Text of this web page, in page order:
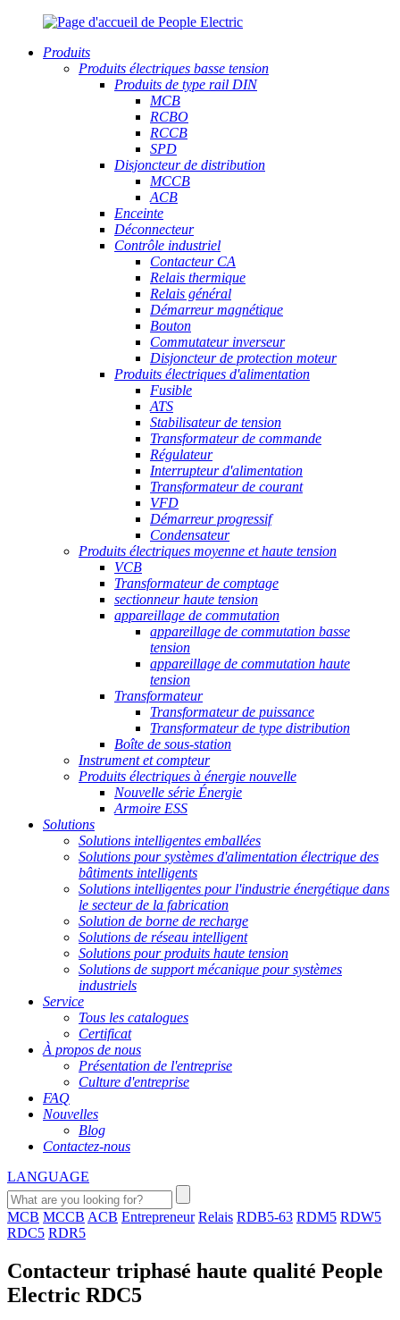
Produits
Produits électriques basse tension
Produits de type rail DIN
MCB
RCBO
RCCB
SPD
Disjoncteur de distribution
MCCB
ACB
Enceinte
Déconnecteur
Contrôle industriel
Contacteur CA
Relais thermique
Relais général
Démarreur magnétique
Bouton
Commutateur inverseur
Disjoncteur de protection moteur
Produits électriques d'alimentation
Fusible
ATS
Stabilisateur de tension
Transformateur de commande
Régulateur
Interrupteur d'alimentation
Transformateur de courant
VFD
Démarreur progressif
Condensateur
Produits électriques moyenne et haute tension
VCB
Transformateur de comptage
sectionneur haute tension
appareillage de commutation
appareillage de commutation basse
tension
appareillage de commutation haute
tension
Transformateur
Transformateur de puissance
Transformateur de type distribution
Boîte de sous-station
Instrument et compteur
Produits électriques à énergie nouvelle
Nouvelle série Énergie
Armoire ESS
Solutions
Solutions intelligentes emballées
Solutions pour systèmes d'alimentation électrique des
bâtiments intelligents
Solutions intelligentes pour l'industrie énergétique dans
le secteur de la fabrication
Solution de borne de recharge
Solutions de réseau intelligent
Solutions pour produits haute tension
Solutions de support mécanique pour systèmes
industriels
Service
Tous les catalogues
Certificat
À propos de nous
Présentation de l'entreprise
Culture d'entreprise
FAQ
Nouvelles
Blog
Contactez-nous
LANGUAGE
MCB MCCB ACB Entrepreneur Relais RDB5-63 RDM5 RDW5
RDC5 RDR5
Contacteur triphasé haute qualité People
Electric RDC5